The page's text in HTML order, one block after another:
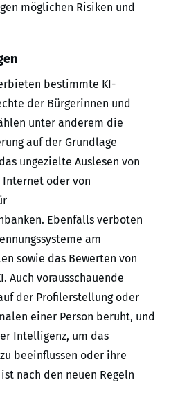
möglichen Risiken und
bestimmte KI-
der Bürgerinnen und
unter anderem die
auf der Grundlage
ungezielte Auslesen von
oder von
Ebenfalls verboten
am
sowie das Bewerten von
Auch vorausschauende
der Profilerstellung oder
einer Person beruht, und
Intelligenz, um das
beeinflussen oder ihre
nach den neuen Regeln